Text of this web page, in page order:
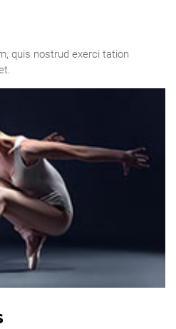
quis nostrud exerci tation